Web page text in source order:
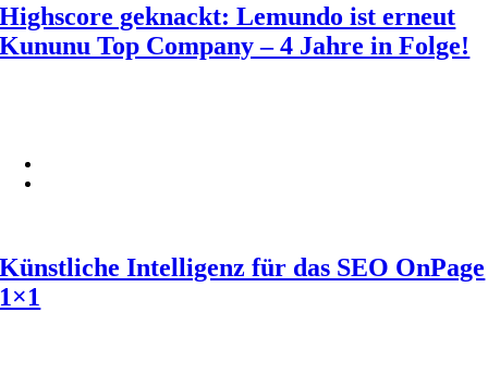
Highscore geknackt: Lemundo ist erneut
Kununu Top Company – 4 Jahre in Folge!
Künstliche Intelligenz für das SEO OnPage
1×1